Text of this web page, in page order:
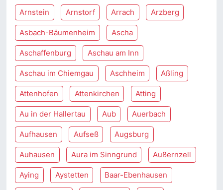
Arnstein Arnstorf Arrach Arzberg
Asbach-Bäumenheim Ascha
Aschaffenburg Aschau am Inn
Aschau im Chiemgau Aschheim Aßling
Attenhofen Attenkirchen Atting
Au in der Hallertau Aub Auerbach
Aufhausen Aufseß Augsburg
Auhausen Aura im Sinngrund Außernzell
Aying Aystetten Baar-Ebenhausen